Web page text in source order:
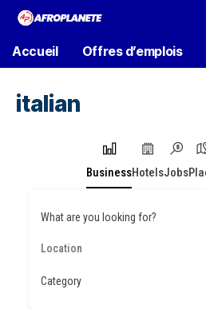
Accueil Offres d’emplois
italian
BusinessHotelsJobs
What are you looking for?
Category